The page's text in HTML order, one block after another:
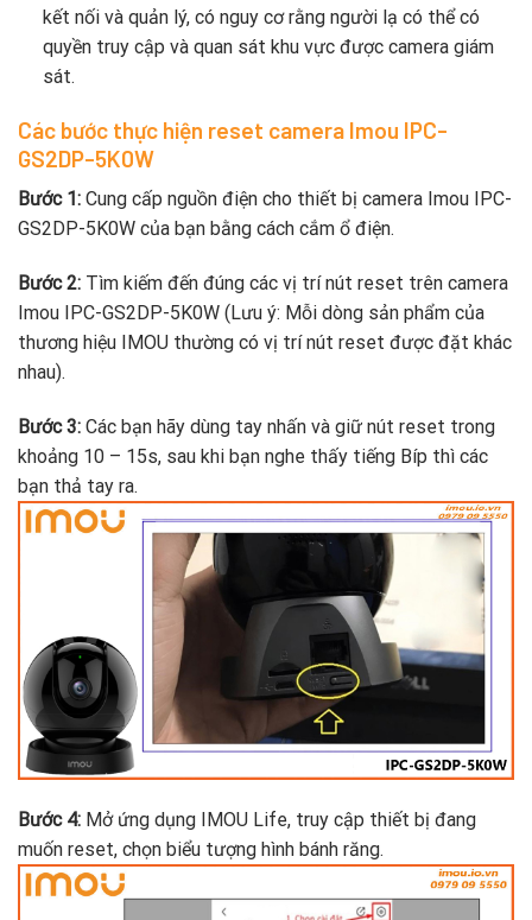
kết nối và quản lý, có nguy cơ rằng người lạ có thể có
quyền truy cập và quan sát khu vực được camera giám
sát.
Các bước thực hiện reset camera Imou IPC-
GS2DP-5K0W
Bước 1: Cung cấp nguồn điện cho thiết bị camera Imou IPC-
GS2DP-5K0W của bạn bằng cách cắm ổ điện.
Bước 2: Tìm kiếm đến đúng các vị trí nút reset trên camera
Imou IPC-GS2DP-5K0W (Lưu ý: Mỗi dòng sản phẩm của
thương hiệu IMOU thường có vị trí nút reset được đặt khác
nhau).
Bước 3: Các bạn hãy dùng tay nhấn và giữ nút reset trong
khoảng 10 – 15s, sau khi bạn nghe thấy tiếng Bíp thì các
bạn thả tay ra.
Bước 4: Mở ứng dụng IMOU Life, truy cập thiết bị đang
muốn reset, chọn biểu tượng hình bánh răng.